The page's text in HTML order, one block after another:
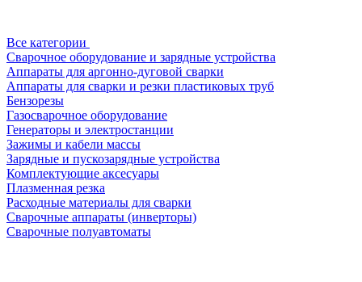
Все категории
Сварочное оборудование и зарядные устройства
Аппараты для аргонно-дуговой сварки
Аппараты для сварки и резки пластиковых труб
Бензорезы
Газосварочное оборудование
Генераторы и электростанции
Зажимы и кабели массы
Зарядные и пускозарядные устройства
Комплектующие аксесуары
Плазменная резка
Расходные материалы для сварки
Сварочные аппараты (инверторы)
Сварочные полуавтоматы